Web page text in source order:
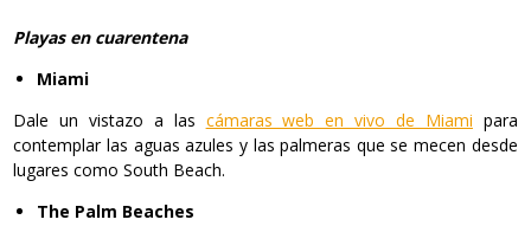
Playas en cuarentena
Miami
Dale un vistazo a las cámaras web en vivo de Miami para
contemplar las aguas azules y las palmeras que se mecen desde
lugares como South Beach.
The Palm Beaches